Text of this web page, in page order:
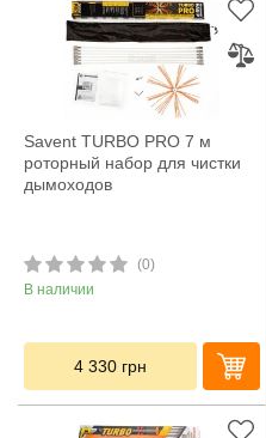
Savent TURBO PRO 7 м
роторный набор для чистки
дымоходов
(0)
В наличии
4 330 грн